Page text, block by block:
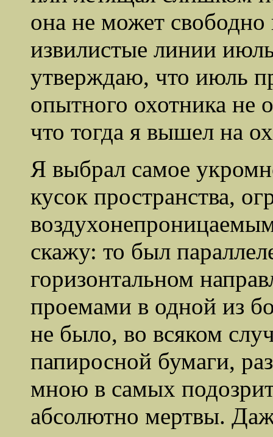
она не может свободно
извилистые линии
утверждаю, что июль
опытного охотника не
что тогда я вышел на
Я выбрал самое
кусок пространства,
скажу: то был
горизонтальном
проемами в одной из
не было, во всяком
папиросной бумаги,
мною в самых
абсолютно мертвы.